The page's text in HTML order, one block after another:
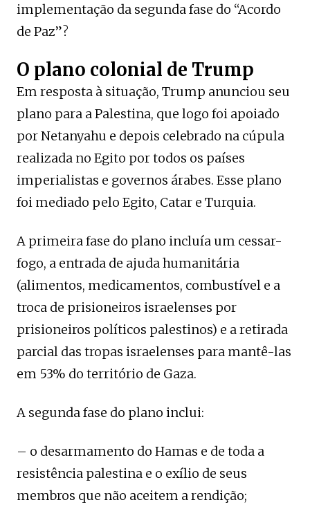
implementação da segunda fase do “Acordo
de Paz”?
O plano colonial de Trump
Em resposta à situação, Trump anunciou seu
plano para a Palestina, que logo foi apoiado
por Netanyahu e depois celebrado na cúpula
realizada no Egito por todos os países
imperialistas e governos árabes. Esse plano
foi mediado pelo Egito, Catar e Turquia.
A primeira fase do plano incluía um cessar-
fogo, a entrada de ajuda humanitária
(alimentos, medicamentos, combustível e a
troca de prisioneiros israelenses por
prisioneiros políticos palestinos) e a retirada
parcial das tropas israelenses para mantê-las
em 53% do território de Gaza.
A segunda fase do plano inclui:
– o desarmamento do Hamas e de toda a
resistência palestina e o exílio de seus
membros que não aceitem a rendição;